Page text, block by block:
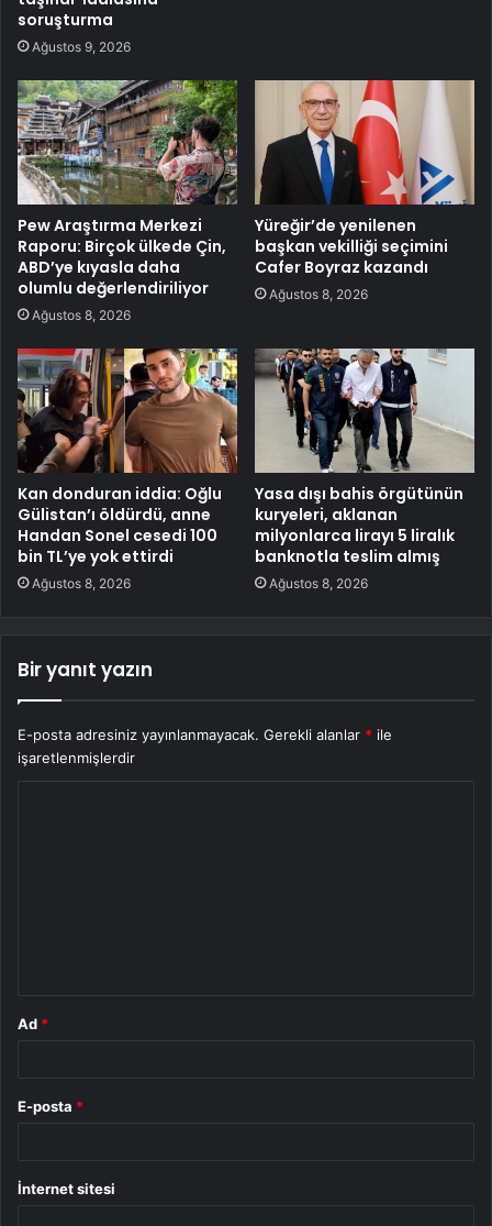
soruşturma
Ağustos 9, 2026
Pew Araştırma Merkezi
Raporu: Birçok ülkede Çin,
ABD’ye kıyasla daha
olumlu değerlendiriliyor
Ağustos 8, 2026
Yüreğir’de yenilenen
başkan vekilliği seçimini
Cafer Boyraz kazandı
Ağustos 8, 2026
Kan donduran iddia: Oğlu
Gülistan’ı öldürdü, anne
Handan Sonel cesedi 100
bin TL’ye yok ettirdi
Ağustos 8, 2026
Yasa dışı bahis örgütünün
kuryeleri, aklanan
milyonlarca lirayı 5 liralık
banknotla teslim almış
Ağustos 8, 2026
Bir yanıt yazın
E-posta adresiniz yayınlanmayacak. Gerekli alanlar * ile
işaretlenmişlerdir
Ad *
E-posta *
İnternet sitesi